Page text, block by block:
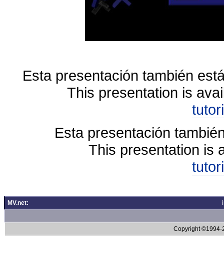
Esta presentación también
This presentation is
Esta presentación
This presentation is
MV.net:
Copyright ©1994-